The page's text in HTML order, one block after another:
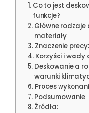
Co to jest
funkcje?
Główne
materiały
Znaczenie
Korzyści i
Deskowanie a
warunki
Proces
Podsumowanie
Źródła: